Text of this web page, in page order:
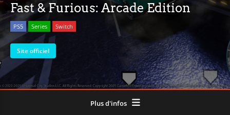
Fast & Furious: Arcade Edition
PS5 Series Switch
Site officiel
Plus d'infos